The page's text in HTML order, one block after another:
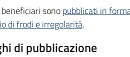
sonopubblicati in
di frodi e irregolarità.
di pubblicazione